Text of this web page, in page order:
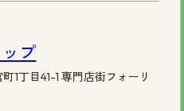
プ
丁目41-1 専門店街フォーリ